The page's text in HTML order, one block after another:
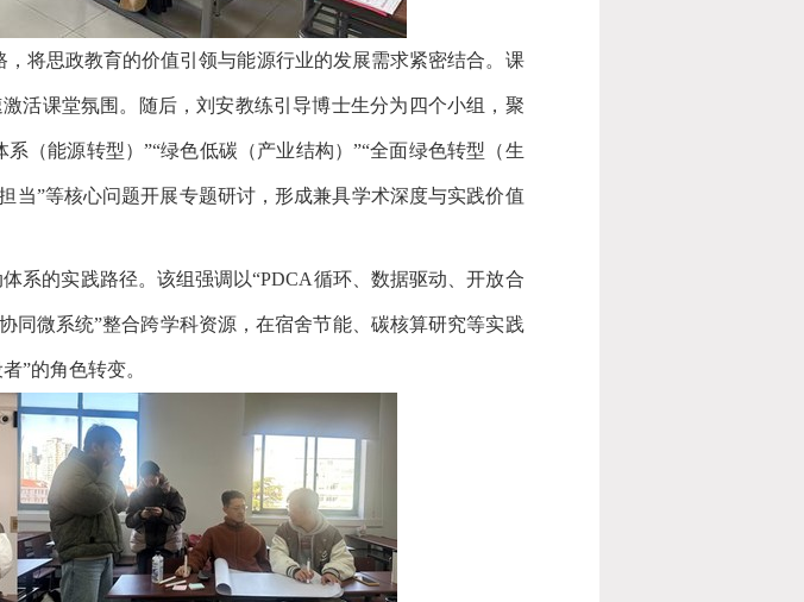
，将思政教育的价值引领与能源行业的发展需求紧密结合。 课
活课堂氛围。随后，刘安教练引导博士生分为四个小组，聚
系（能源转型）”“绿色低碳（产业结构）”“全面绿色转型（生
当”等核心问题开展专题研讨，形成兼具学术深度与实践价值
系的实践路径。该组强调以“PDCA循环、数据驱动、开放合
同微系统”整合跨学科资源，在宿舍节能、碳核算研究等实践
”的角色转变。